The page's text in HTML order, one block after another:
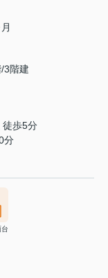
3階建
徒歩5分
分